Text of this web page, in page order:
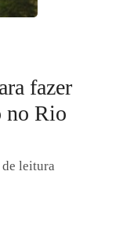
fazer
no Rio
leitura